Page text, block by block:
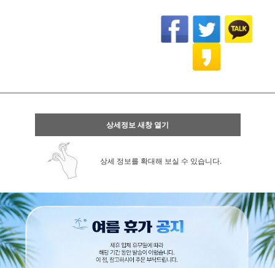
상세정보 새창 열기
상세 정보를 확대해 보실 수 있습니다.